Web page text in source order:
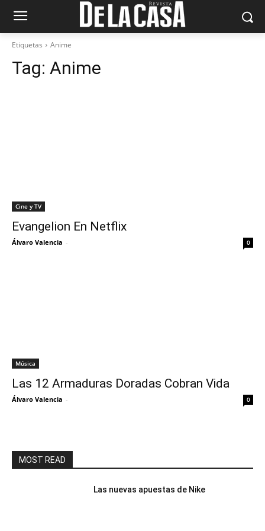
Etiquetas Anime
Tag: Anime
Cine y TV
Evangelion En Netflix
Álvaro Valencia - 0
Música
Las 12 Armaduras Doradas Cobran Vida
Álvaro Valencia - 0
MOST READ
Las nuevas apuestas de Nike